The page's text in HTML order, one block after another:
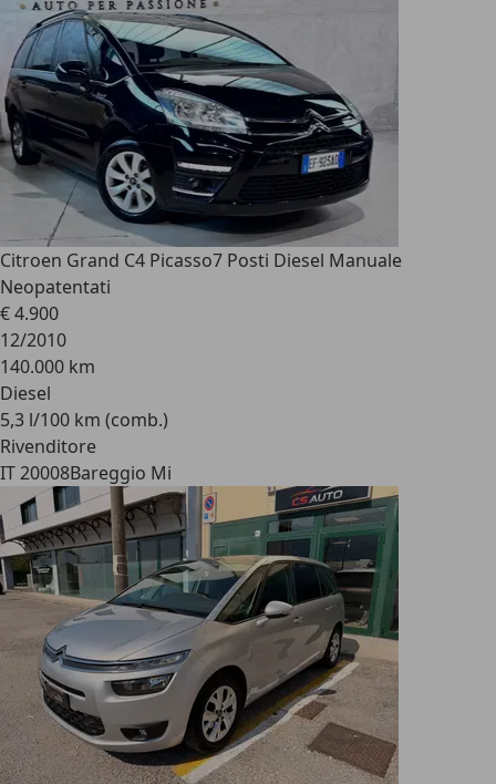
Citroen Grand C4 Picasso7 Posti Diesel Manuale
Neopatentati
€ 4.900
12/2010
140.000 km
Diesel
5,3 l/100 km (comb.)
Rivenditore
IT 20008Bareggio Mi